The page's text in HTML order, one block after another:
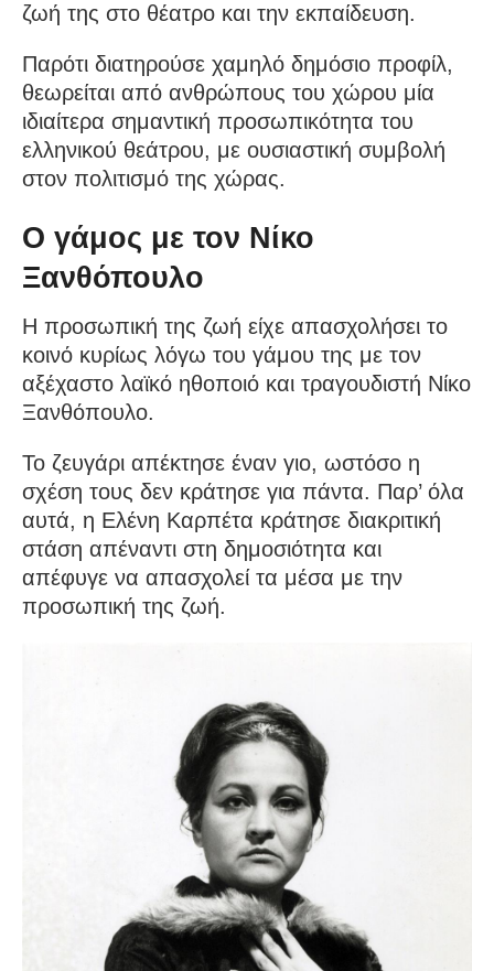
ζωή της στο θέατρο και την εκπαίδευση.
Παρότι διατηρούσε χαμηλό δημόσιο προφίλ,
θεωρείται από ανθρώπους του χώρου μία
ιδιαίτερα σημαντική προσωπικότητα του
ελληνικού θεάτρου, με ουσιαστική συμβολή
στον πολιτισμό της χώρας.
Ο γάμος με τον Νίκο
Ξανθόπουλο
Η προσωπική της ζωή είχε απασχολήσει το
κοινό κυρίως λόγω του γάμου της με τον
αξέχαστο λαϊκό ηθοποιό και τραγουδιστή Νίκο
Ξανθόπουλο.
Το ζευγάρι απέκτησε έναν γιο, ωστόσο η
σχέση τους δεν κράτησε για πάντα. Παρ’ όλα
αυτά, η Ελένη Καρπέτα κράτησε διακριτική
στάση απέναντι στη δημοσιότητα και
απέφυγε να απασχολεί τα μέσα με την
προσωπική της ζωή.